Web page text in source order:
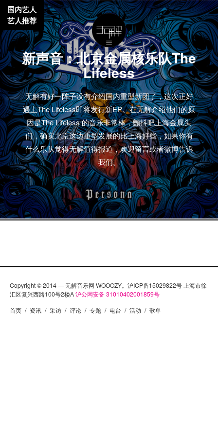
新声音：北京金属核乐队The
Lifeless
无解有好一阵子没有介绍国内重型新团了，这次正好
遇上The Lifeless即将发行新EP。在无解介绍他们的原
因是The Lifeless 的音乐非常棒，颤抖吧上海金属头
们，确实北京这边重型发展的比上海好些，如果你有
什么乐队觉得无解值得报道，欢迎留言或者微博告诉
我们。
国内艺人
艺人推荐
Copyright © 2014 — 无解音乐网 WOOOZY。沪ICP备15029822号 上海市徐
汇区复兴西路100号2楼A沪公网安备 31010402001859号
首页 / 资讯 / 采访 / 评论 / 专题 / 电台 / 活动 / 歌单